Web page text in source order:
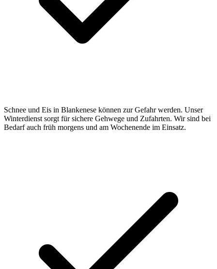
Schnee und Eis in Blankenese können zur Gefahr werden. Unser
Winterdienst sorgt für sichere Gehwege und Zufahrten. Wir sind bei
Bedarf auch früh morgens und am Wochenende im Einsatz.